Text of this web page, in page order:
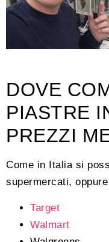
DOVE
PIASTRE
PREZZI
Come in Italia si
supermercati,
Target
Walmart